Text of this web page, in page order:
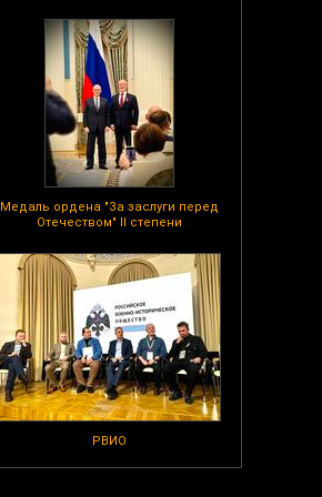
Медаль ордена "За заслуги перед
Отечеством" II степени
РВИО